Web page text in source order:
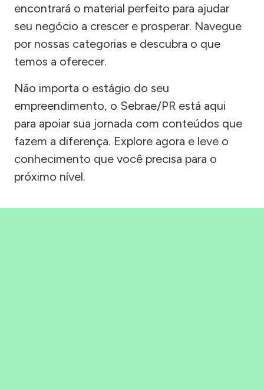
encontrará o material perfeito para ajudar
seu negócio a crescer e prosperar. Navegue
por nossas categorias e descubra o que
temos a oferecer.
Não importa o estágio do seu
empreendimento, o Sebrae/PR está aqui
para apoiar sua jornada com conteúdos que
fazem a diferença. Explore agora e leve o
conhecimento que você precisa para o
próximo nível.